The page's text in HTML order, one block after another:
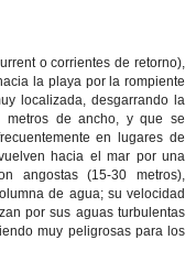
o corrientes de retorno),
la playa por la rompiente
localizada, desgarrando la
metros de ancho, y que se
en lugares de
hacia el mar por una
angostas (15-30 metros),
de agua; su velocidad
por sus aguas turbulentas
muy peligrosas para los